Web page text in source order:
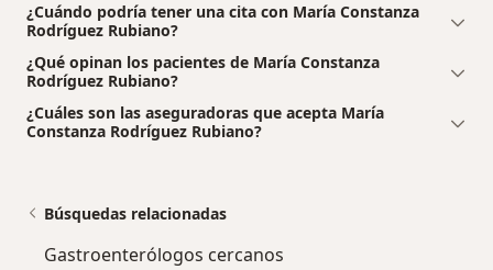
¿Cuándo podría tener una cita con María Constanza
Rodríguez Rubiano?
¿Qué opinan los pacientes de María Constanza
Rodríguez Rubiano?
¿Cuáles son las aseguradoras que acepta María
Constanza Rodríguez Rubiano?
Búsquedas relacionadas
Gastroenterólogos cercanos